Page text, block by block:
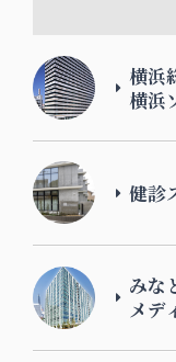
横浜
横浜
健診
みな
メデ